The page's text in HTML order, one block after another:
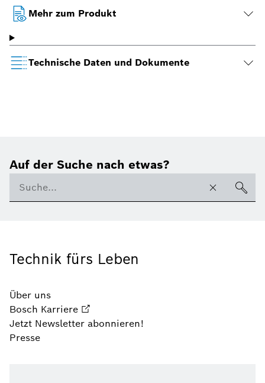
Mehr zum Produkt
Technische Daten und Dokumente
Auf der Suche nach etwas?
Technik fürs Leben
Über uns
Bosch Karriere
Jetzt Newsletter abonnieren!
Presse